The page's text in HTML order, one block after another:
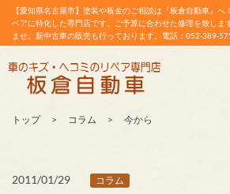
【愛知県名古屋市】塗装や板金のご相談は『板倉自動車』へ
ペアに特化した専門店です。ご予算に合わせた修理を致しま
ませ。新中古車の販売も行っております。電話：052-389-
トップ コラム 今から
2011/01/29 コラム